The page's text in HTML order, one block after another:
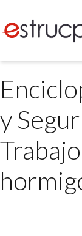
SERVICIOS
Higiene y
Medio Ambiente
Legislación
INGRESAR
Portal de
Buscador
Matriz
y